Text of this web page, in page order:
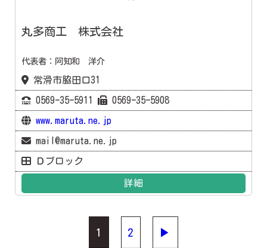
丸多商工 株式会社
代表者：阿知和 洋介
常滑市脇田口31
0569ｰ35ｰ5911 0569ｰ35ｰ5908
www.maruta.ne.jp
mail@maruta.ne.jp
Ｄブロック
詳細
1 2 ▶